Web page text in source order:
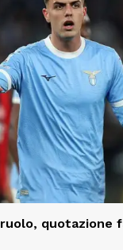
quotazione